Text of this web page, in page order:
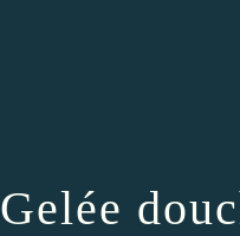
Gelée